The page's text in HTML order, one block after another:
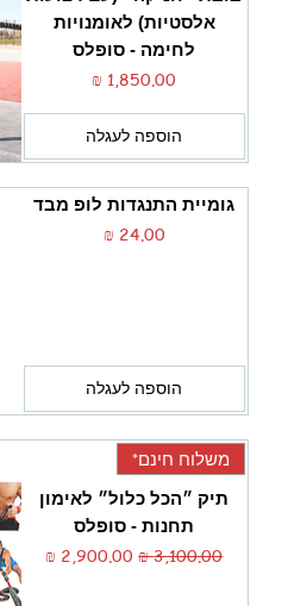
אלסטיות) לאומנויות
לחימה - סופלס
מחיר
הוספה לעגלה
גומיית התנגדות לופ מבד
מחיר
הוספה לעגלה
משלוח חינם*
תיק ״הכל כלול״ לאימון
תחנות - סופלס
מחיר רגיל‏3,100.00 ‏₪ מחיר מבצע